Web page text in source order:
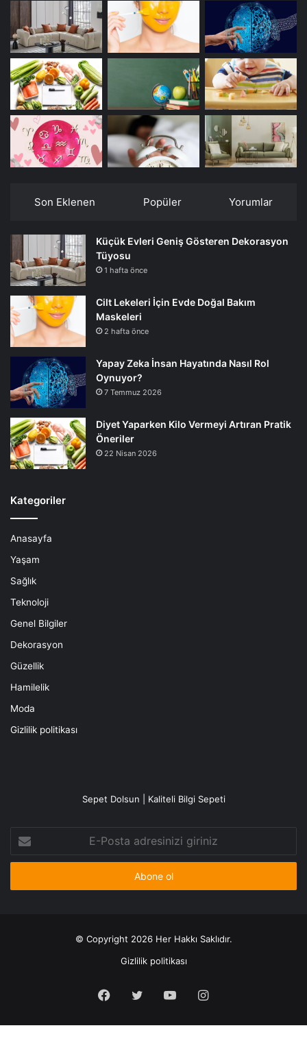
Son Eklenen Popüler Yorumlar
Küçük Evleri Geniş Gösteren Dekorasyon
Tüyosu
1 hafta önce
Cilt Lekeleri İçin Evde Doğal Bakım
Maskeleri
2 hafta önce
Yapay Zeka İnsan Hayatında Nasıl Rol
Oynuyor?
7 Temmuz 2026
Diyet Yaparken Kilo Vermeyi Artıran Pratik
Öneriler
22 Nisan 2026
Kategoriler
Anasayfa
Yaşam
Sağlık
Teknoloji
Genel Bilgiler
Dekorasyon
Güzellik
Hamilelik
Moda
Gizlilik politikası
Sepet Dolsun | Kaliteli Bilgi Sepeti
Posta
adresinizi
© Copyright 2026 Her Hakkı Saklıdır.
Gizlilik politikası
Facebook
X YouTubeInstagram